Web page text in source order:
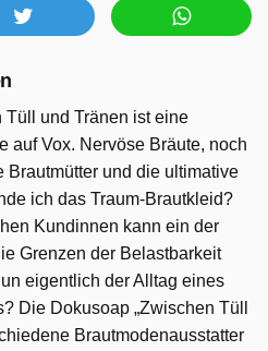
Tüll und Tränen ist eine
auf Vox. Nervöse Bräute, noch
Brautmütter und die ultimative
ich das Traum-Brautkleid?
Kundinnen kann ein der
Grenzen der Belastbarkeit
eigentlich der Alltag eines
Die Dokusoap „Zwischen Tüll
Brautmodenausstatter